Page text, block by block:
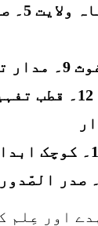
اور عِلم